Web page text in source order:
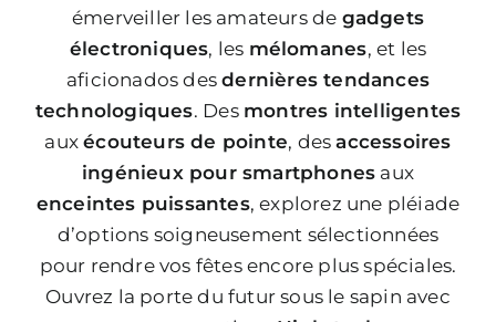
émerveiller les amateurs de gadgets
électroniques, les mélomanes, et les
aficionados desdernières tendances
technologiques. Des montres intelligentes
auxécouteurs de pointe, desaccessoires
ingénieux pour smartphones aux
enceintes puissantes, explorez une pléiade
d’options soigneusement sélectionnées
pour rendre vos fêtes encore plus spéciales.
Ouvrez la porte du futur sous le sapin avec